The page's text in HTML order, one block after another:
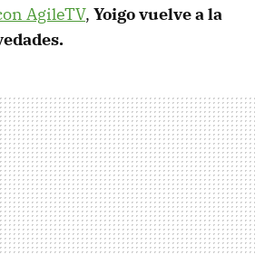
AgileTV, Yoigo vuelve a la